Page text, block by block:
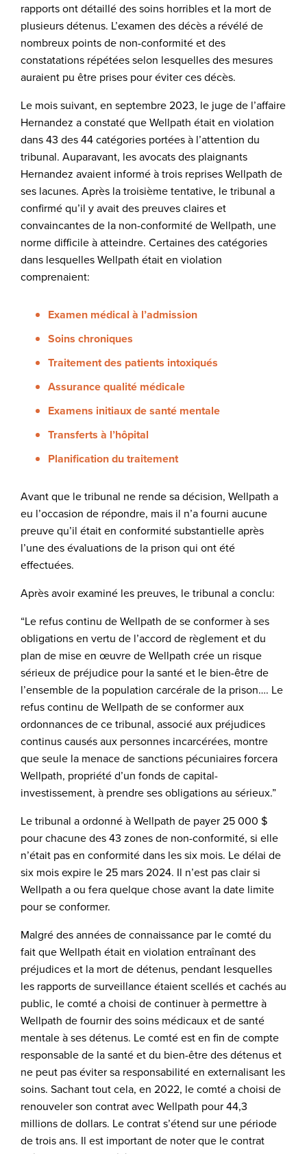
rapports ont détaillé des soins horribles et la mort de
plusieurs détenus. L’examen des décès a révélé de
nombreux points de non-conformité et des
constatations répétées selon lesquelles des mesures
auraient pu être prises pour éviter ces décès.
Le mois suivant, en septembre 2023, le juge de l’affaire
Hernandez a constaté que Wellpath était en violation
dans 43 des 44 catégories portées à l’attention du
tribunal. Auparavant, les avocats des plaignants
Hernandez avaient informé à trois reprises Wellpath de
ses lacunes. Après la troisième tentative, le tribunal a
confirmé qu’il y avait des preuves claires et
convaincantes de la non-conformité de Wellpath, une
norme difficile à atteindre. Certaines des catégories
dans lesquelles Wellpath était en violation
comprenaient:
Examen médical à l’admission
Soins chroniques
Traitement des patients intoxiqués
Assurance qualité médicale
Examens initiaux de santé mentale
Transferts à l’hôpital
Planification du traitement
Avant que le tribunal ne rende sa décision, Wellpath a
eu l’occasion de répondre, mais il n’a fourni aucune
preuve qu’il était en conformité substantielle après
l’une des évaluations de la prison qui ont été
effectuées.
Après avoir examiné les preuves, le tribunal a conclu:
“Le refus continu de Wellpath de se conformer à ses
obligations en vertu de l’accord de règlement et du
plan de mise en œuvre de Wellpath crée un risque
sérieux de préjudice pour la santé et le bien-être de
l’ensemble de la population carcérale de la prison…. Le
refus continu de Wellpath de se conformer aux
ordonnances de ce tribunal, associé aux préjudices
continus causés aux personnes incarcérées, montre
que seule la menace de sanctions pécuniaires forcera
Wellpath, propriété d’un fonds de capital-
investissement, à prendre ses obligations au sérieux.”
Le tribunal a ordonné à Wellpath de payer 25 000 $
pour chacune des 43 zones de non-conformité, si elle
n’était pas en conformité dans les six mois. Le délai de
six mois expire le 25 mars 2024. Il n’est pas clair si
Wellpath a ou fera quelque chose avant la date limite
pour se conformer.
Malgré des années de connaissance par le comté du
fait que Wellpath était en violation entraînant des
préjudices et la mort de détenus, pendant lesquelles
les rapports de surveillance étaient scellés et cachés au
public, le comté a choisi de continuer à permettre à
Wellpath de fournir des soins médicaux et de santé
mentale à ses détenus. Le comté est en fin de compte
responsable de la santé et du bien-être des détenus et
ne peut pas éviter sa responsabilité en externalisant les
soins. Sachant tout cela, en 2022, le comté a choisi de
renouveler son contrat avec Wellpath pour 44,3
millions de dollars. Le contrat s’étend sur une période
de trois ans. Il est important de noter que le contrat